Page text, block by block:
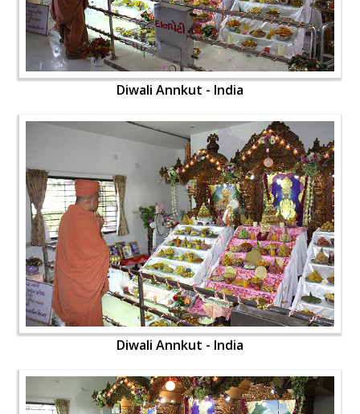
Diwali Annkut - India
Diwali Annkut - India